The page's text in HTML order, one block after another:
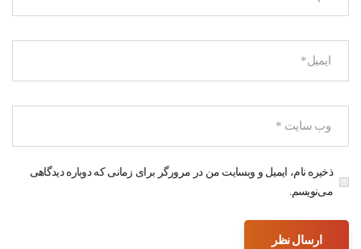
ذخیره نام، ایمیل و وبسایت من در مرورگر برای زمانی که دوباره دیدگاهی
می‌نویسم.